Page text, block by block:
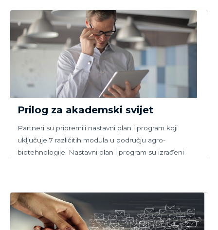
Prilog za akademski svijet
Partneri su pripremili nastavni plan i program koji
uključuje 7 različitih modula u području agro-
biotehnologije. Nastavni plan i program su izrađeni